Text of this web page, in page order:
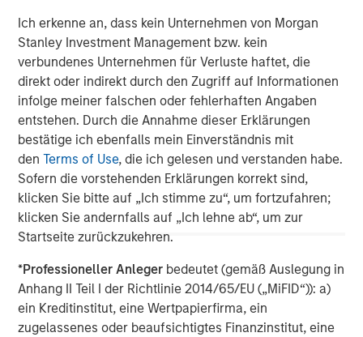
Ich erkenne an, dass kein Unternehmen von Morgan
Stanley Investment Management bzw. kein
verbundenes Unternehmen für Verluste haftet, die
direkt oder indirekt durch den Zugriff auf Informationen
infolge meiner falschen oder fehlerhaften Angaben
entstehen. Durch die Annahme dieser Erklärungen
bestätige ich ebenfalls mein Einverständnis mit
denTerms of Use, die ich gelesen und verstanden habe.
Sofern die vorstehenden Erklärungen korrekt sind,
klicken Sie bitte auf „Ich stimme zu“, um fortzufahren;
klicken Sie andernfalls auf „Ich lehne ab“, um zur
Startseite zurückzukehren.
*Professioneller Anleger bedeutet (gemäß Auslegung in
Anhang II Teil I der Richtlinie 2014/65/EU („MiFID“)): a)
ein Kreditinstitut, eine Wertpapierfirma, ein
zugelassenes oder beaufsichtigtes Finanzinstitut, eine
information about Morgan Stanley Investment
Management, please visitwww.morganstanley.com/im
About Morgan Stanley
Morgan Stanley (NYSE: MS) is a leading global financial
services firm providing a wide range of investment
banking, securities, wealth management and investment
management services. With offices in 41 countries, the
Firm's employees serve clients worldwide including
corporations, governments, institutions, and individuals.
For more information about Morgan Stanley, please visit
MSIM Spokesperson